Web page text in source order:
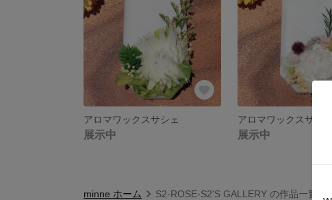
アロマワックスサシェ
展示中
アロマワックスサシェ
展示中
minne ホーム S2-ROSE-S2'S GALLERY の作品一覧